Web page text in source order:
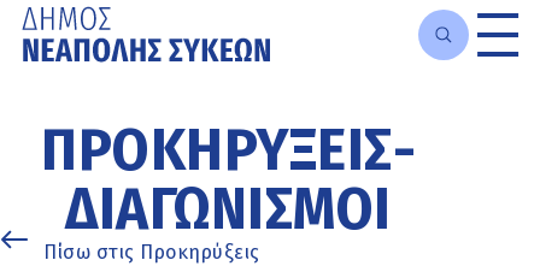
κυρίως
περιεχόμενο
ΠΡΟΚΗΡΎΞΕΙΣ-
ΔΙΑΓΩΝΙΣΜΟΊ
Πίσω στις Προκηρύξεις